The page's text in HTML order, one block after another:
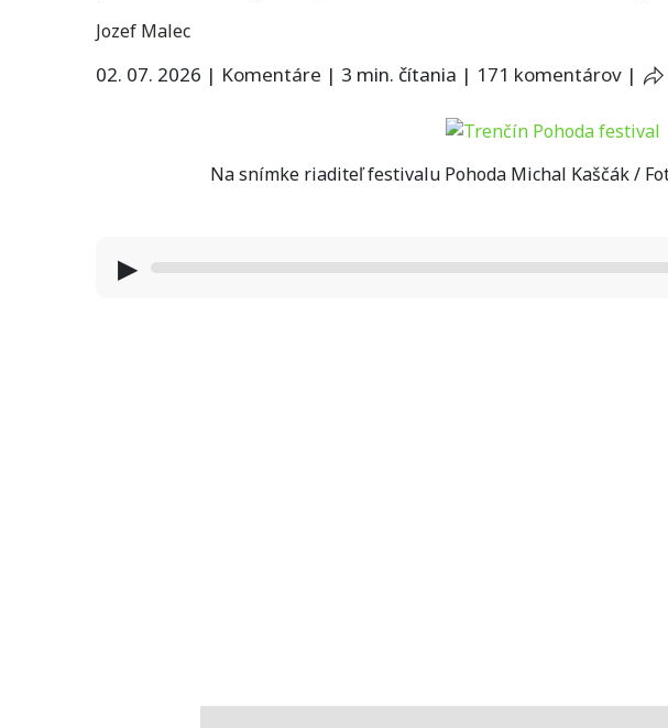
Jozef Malec
02. 07. 2026 | Komentáre | 3 min. čítania | 171 komentárov |
Na snímke riaditeľ festivalu Pohoda Michal Kaščák /
▶